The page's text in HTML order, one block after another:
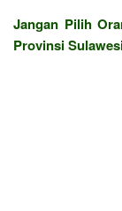
Jangan Pilih
Provinsi